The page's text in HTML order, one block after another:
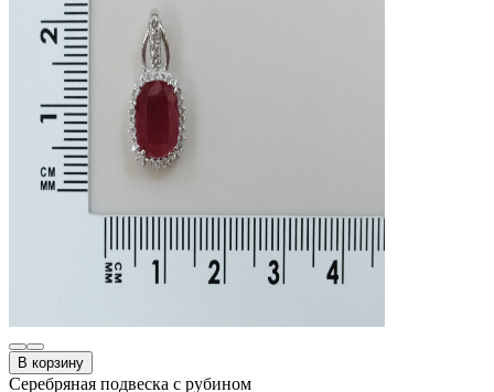
В корзину
Серебряная подвеска с рубином